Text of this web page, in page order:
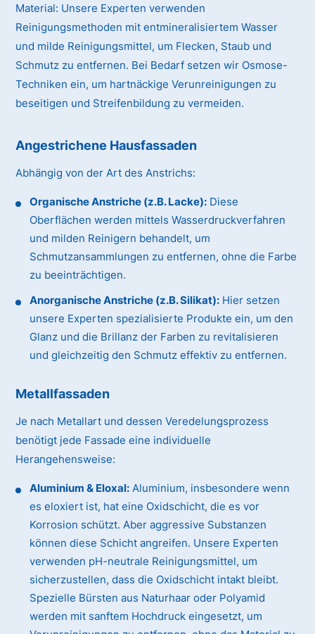
Material: Unsere Experten verwenden
Reinigungsmethoden mit entmineralisiertem Wasser
und milde Reinigungsmittel, um Flecken, Staub und
Schmutz zu entfernen. Bei Bedarf setzen wir Osmose-
Techniken ein, um hartnäckige Verunreinigungen zu
beseitigen und Streifenbildung zu vermeiden.
Angestrichene Hausfassaden
Abhängig von der Art des Anstrichs:
Organische Anstriche (z.B. Lacke): Diese
Oberflächen werden mittels Wasserdruckverfahren
und milden Reinigern behandelt, um
Schmutzansammlungen zu entfernen, ohne die Farbe
zu beeinträchtigen.
Anorganische Anstriche (z.B. Silikat): Hier setzen
unsere Experten spezialisierte Produkte ein, um den
Glanz und die Brillanz der Farben zu revitalisieren
und gleichzeitig den Schmutz effektiv zu entfernen.
Metallfassaden
Je nach Metallart und dessen Veredelungsprozess
benötigt jede Fassade eine individuelle
Herangehensweise:
Aluminium & Eloxal: Aluminium, insbesondere wenn
es eloxiert ist, hat eine Oxidschicht, die es vor
Korrosion schützt. Aber aggressive Substanzen
können diese Schicht angreifen. Unsere Experten
verwenden pH-neutrale Reinigungsmittel, um
sicherzustellen, dass die Oxidschicht intakt bleibt.
Spezielle Bürsten aus Naturhaar oder Polyamid
werden mit sanftem Hochdruck eingesetzt, um